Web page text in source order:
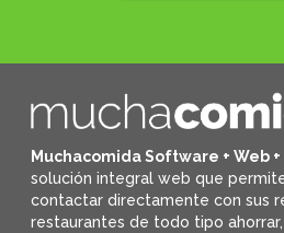
Muchacomida Software + Web
solución integral web que
contactar directamente con sus
restaurantes de todo tipo